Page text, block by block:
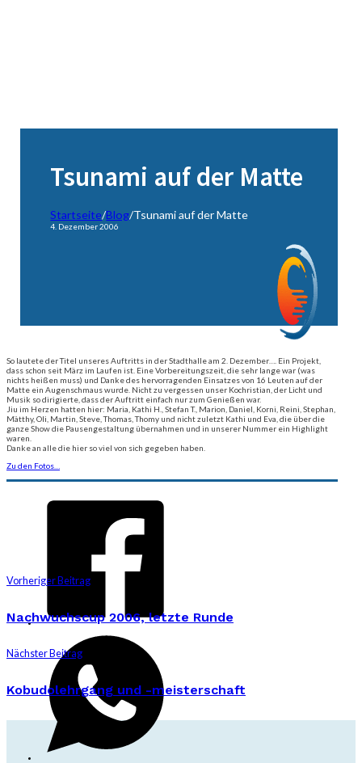
Tsunami auf der Matte
Startseite/Blog/Tsunami auf der Matte
4. Dezember 2006
So lautete der Titel unseres Auftritts in der Stadthalle am 2. Dezember…. Ein Projekt,
dass schon seit März im Laufen ist. Eine Vorbereitungszeit, die sehr lange war (was
nichts heißen muss) und Danke des hervorragenden Einsatzes von 16 Leuten auf der
Matte ein Augenschmaus wurde. Nicht zu vergessen unser Kochristian, der Licht und
Musik so dirigierte, dass der Auftritt einfach nur zum Genießen war.
Jiu im Herzen hatten hier: Maria, Kathi H., Stefan T., Marion, Daniel, Korni, Reini, Stephan,
Mätthy, Oli, Martin, Steve, Thomas, Thomy und nicht zuletzt Kathi und Eva, die über die
ganze Show die Pausengestaltung übernahmen und in unserer Nummer ein Highlight
waren.
Danke an alle die hier so viel von sich gegeben haben.
Zu den Fotos…
Vorheriger Beitrag
Nachwuchscup 2006, letzte Runde
Nächster Beitrag
Kobudolehrgang und -meisterschaft